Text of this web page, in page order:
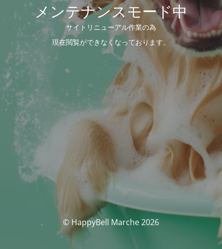
メンテナンスモード中
サイトリニューアル作業の為
現在閲覧ができなくなっております。
© HappyBell Marche 2026